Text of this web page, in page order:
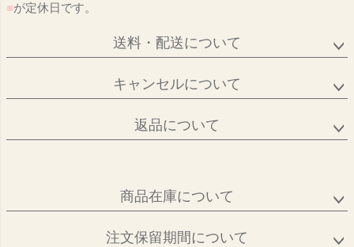
■が定休日です。
送料・配送について
キャンセルについて
返品について
商品在庫について
注文保留期間について